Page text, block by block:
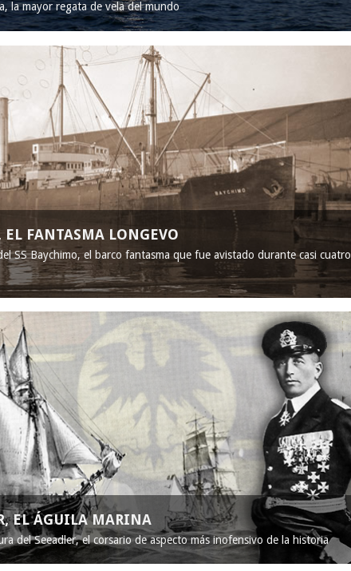
la mayor regata de vela del mundo
EL FANTASMA LONGEVO
SS Baychimo, el barco fantasma que fue avistado durante casi cuatro
EL ÁGUILA MARINA
del Seeadler, el corsario de aspecto más inofensivo de la historia